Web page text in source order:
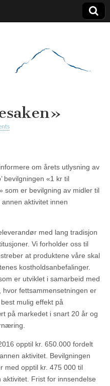
om årets utlysning av
bevilgningen «1 kr til
som er bevilgning av midler til
aktivitet innen
med lang tradisjon
Vi forholder oss til
at produktene våre skal
kostholdsanbefalinger.
er utviklet i samarbeid med
fettsammensetningen er
mulig effekt på
på markedet i snart 20 år og
opptil kr. 650.000 fordelt
aktivitet. Bevilgningen
med opptil kr. 475 000 til
Frist for innsendelse